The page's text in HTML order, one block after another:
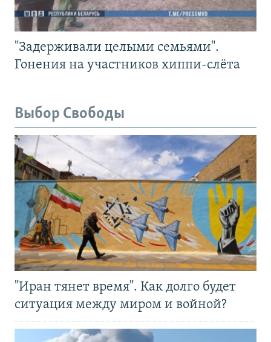
"Задерживали целыми семьями".
Гонения на участников хиппи-слёта
Выбор Свободы
"Иран тянет время". Как долго будет
ситуация между миром и войной?